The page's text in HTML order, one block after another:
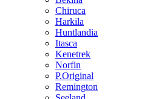
Chiruсa
Harkila
Huntlandia
Itasca
Kenetrek
Norfin
P.Original
Remington